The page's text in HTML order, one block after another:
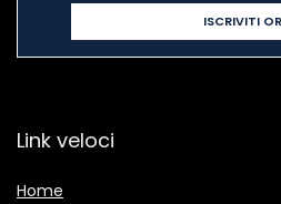
Link veloci
Home